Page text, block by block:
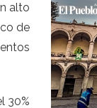
alto
de
30%